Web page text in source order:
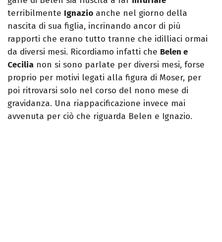
terribilmente Ignazio anche nel giorno della
nascita di sua figlia, incrinando ancor di più
rapporti che erano tutto tranne che idilliaci ormai
da diversi mesi. Ricordiamo infatti che Belen e
Cecilia non si sono parlate per diversi mesi, forse
proprio per motivi legati alla figura di Moser, per
poi ritrovarsi solo nel corso del nono mese di
gravidanza. Una riappacificazione invece mai
avvenuta per ciò che riguarda Belen e Ignazio.